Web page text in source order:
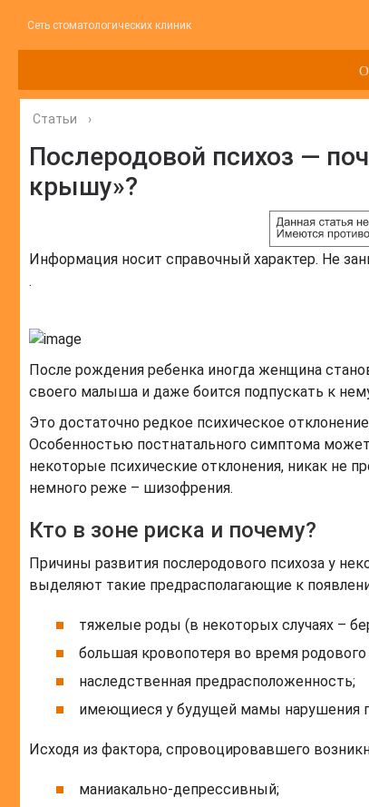
Сеть стоматологических клиник
Статьи ›
Послеродовой психоз —
крышу»?
Информация носит справочный характер. Не
.
После рождения ребенка иногда женщина
своего малыша и даже боится подпускать к
Это достаточно редкое психическое
Особенностью постнатального симптома
некоторые психические отклонения, никак не
немного реже – шизофрения.
Кто в зоне риска и почему?
Причины развития послеродового психоза у
выделяют такие предрасполагающие к
тяжелые роды (в некоторых случаях –
большая кровопотеря во время
наследственная предрасположенность;
имеющиеся у будущей мамы нарушения
Исходя из фактора, спровоцировавшего
маниакально-депрессивный;